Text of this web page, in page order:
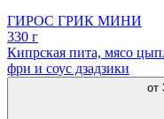
ГИРОС ГРИК МИНИ
330 г
Кипрская пита, мясо
фри и соус дзадзики
от